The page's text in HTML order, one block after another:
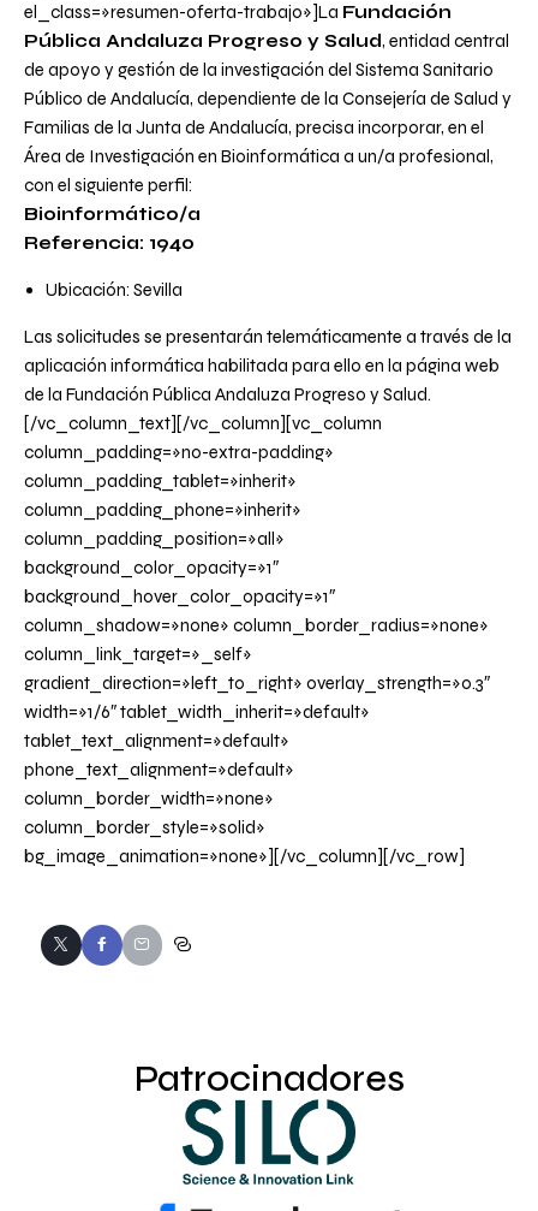
el_class=»resumen-oferta-trabajo»]La Fundación
Pública Andaluza Progreso y Salud, entidad central
de apoyo y gestión de la investigación del Sistema Sanitario
Público de Andalucía, dependiente de la Consejería de Salud y
Familias de la Junta de Andalucía, precisa incorporar, en el
Área de Investigación en Bioinformática a un/a profesional,
con el siguiente perfil:
Bioinformático/a
Referencia: 1940
Ubicación: Sevilla
Las solicitudes se presentarán telemáticamente a través de la
aplicación informática habilitada para ello en la página web
de la Fundación Pública Andaluza Progreso y Salud.
[/vc_column_text][/vc_column][vc_column
column_padding=»no-extra-padding»
column_padding_tablet=»inherit»
column_padding_phone=»inherit»
column_padding_position=»all»
background_color_opacity=»1″
background_hover_color_opacity=»1″
column_shadow=»none» column_border_radius=»none»
column_link_target=»_self»
gradient_direction=»left_to_right» overlay_strength=»0.3″
width=»1/6″ tablet_width_inherit=»default»
tablet_text_alignment=»default»
phone_text_alignment=»default»
column_border_width=»none»
column_border_style=»solid»
bg_image_animation=»none»][/vc_column][/vc_row]
Patrocinadores